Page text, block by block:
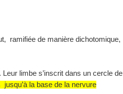
ramifiée de manière dichotomique,
limbe s’inscrit dans un cercle de
la base de la nervure